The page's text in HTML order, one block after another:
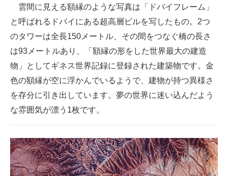
製造業のIT導入・活用を支援
モノづくり技術者専門サイト
エレクトロニクス専門サイト
電子設計の基本と応用
エネルギーの専門メディア
建設×テクノロジーの最前線
ちょっと気になるネットの話題
雲間に見える額縁のような写真は「ドバイフレーム」
と呼ばれるドバイにある超高層ビルを写したもの。2つ
のタワーは全長150メートル、その間をつなぐ橋の長さ
は93メートルあり、「額縁の形をした世界最大の建造
物」としてギネス世界記録に登録された建築物です。金
色の額縁が空に浮かんでいるようで、建物が持つ異様さ
を存分に引き出しています。夢の世界に迷い込んだよう
な雰囲気が漂う1枚です。